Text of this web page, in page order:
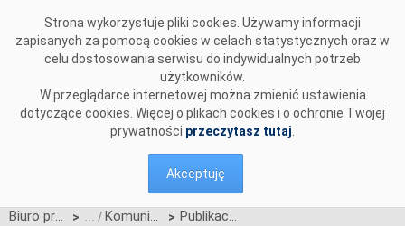
Strona wykorzystuje pliki cookies. Używamy informacji
zapisanych za pomocą cookies w celach statystycznych oraz w
celu dostosowania serwisu do indywidualnych potrzeb
użytkowników.
W przeglądarce internetowej można zmienić ustawienia
dotyczące cookies. Więcej o plikach cookies i o ochronie Twojej
prywatności przeczytasz tutaj
Akceptuję
Biuro prasowe > Komunikaty OSP > Publikacja Aktualizacji Standardów technicznych systemu WIRE wer. 11